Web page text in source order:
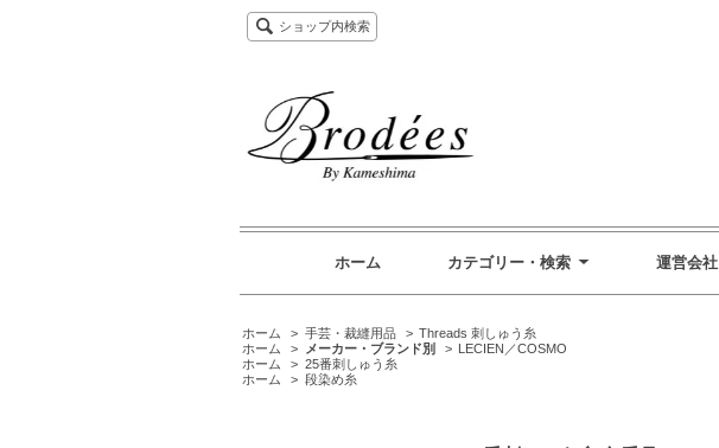
ショップ内検索
ホーム カテゴリー・検索 運営会社
ホーム > 手芸・裁縫用品 > Threads 刺しゅう糸
ホーム
> メーカー・ブランド別 > LECIEN／COSMO
ホーム
> 25番刺しゅう糸
ホーム
> 段染め糸